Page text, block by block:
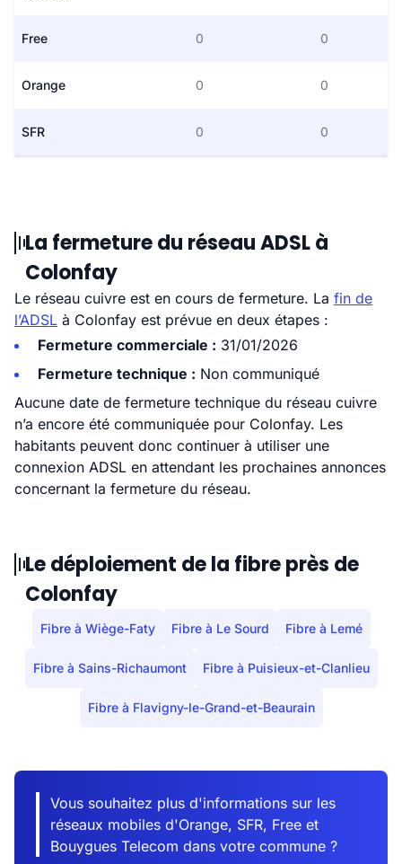
Free 0 0
Orange 0 0
SFR 0 0
La fermeture du réseau ADSL à
Colonfay
Le réseau cuivre est en cours de fermeture. La fin de
l’ADSL à Colonfay est prévue en deux étapes :
Fermeture commerciale : 31/01/2026
Fermeture technique : Non communiqué
Aucune date de fermeture technique du réseau cuivre
n’a encore été communiquée pour Colonfay. Les
habitants peuvent donc continuer à utiliser une
connexion ADSL en attendant les prochaines annonces
concernant la fermeture du réseau.
Le déploiement de la fibre près de
Colonfay
Fibre à Wiège-Faty Fibre à Le Sourd Fibre à Lemé
Fibre à Sains-Richaumont Fibre à Puisieux-et-Clanlieu
Fibre à Flavigny-le-Grand-et-Beaurain
Vous souhaitez plus d'informations sur les
réseaux mobiles d'Orange, SFR, Free et
Bouygues Telecom dans votre commune ?